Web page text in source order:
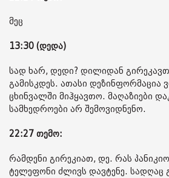
მეც
13:30 (დედა)
სად ხარ, დედი? დილიდან
გამისკდეს. ათასი დეზინფორმაცია
ცხინვალში მიჰყავთო. მაღაზიები
სამხედროები არ შემოვიდნენო.
22:27 თემო:
რამდენი გირეკიათ, დე. რას
ტელეფონი ძლივს დავტენე. სადღაც